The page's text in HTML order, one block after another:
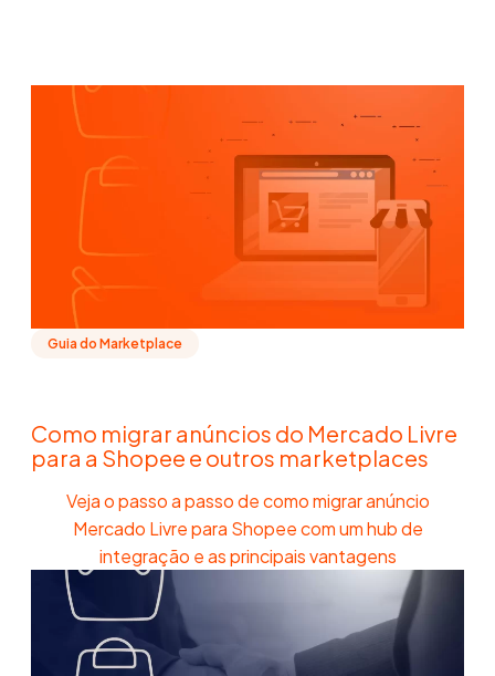
Guia do Marketplace
Como migrar anúncios do Mercado Livre
para a Shopee e outros marketplaces
Veja o passo a passo de como migrar anúncio
Mercado Livre para Shopee com um hub de
integração e as principais vantagens